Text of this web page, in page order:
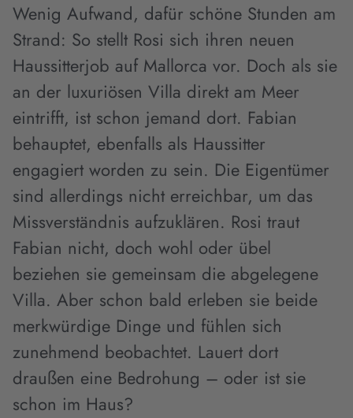
Wenig Aufwand, dafür schöne Stunden am
Strand: So stellt Rosi sich ihren neuen
Haussitterjob auf Mallorca vor. Doch als sie
an der luxuriösen Villa direkt am Meer
eintrifft, ist schon jemand dort. Fabian
behauptet, ebenfalls als Haussitter
engagiert worden zu sein. Die Eigentümer
sind allerdings nicht erreichbar, um das
Missverständnis aufzuklären. Rosi traut
Fabian nicht, doch wohl oder übel
beziehen sie gemeinsam die abgelegene
Villa. Aber schon bald erleben sie beide
merkwürdige Dinge und fühlen sich
zunehmend beobachtet. Lauert dort
draußen eine Bedrohung – oder ist sie
schon im Haus?